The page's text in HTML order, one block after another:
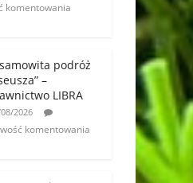
komentowania
podróż
–
LIBRA
2026
komentowania